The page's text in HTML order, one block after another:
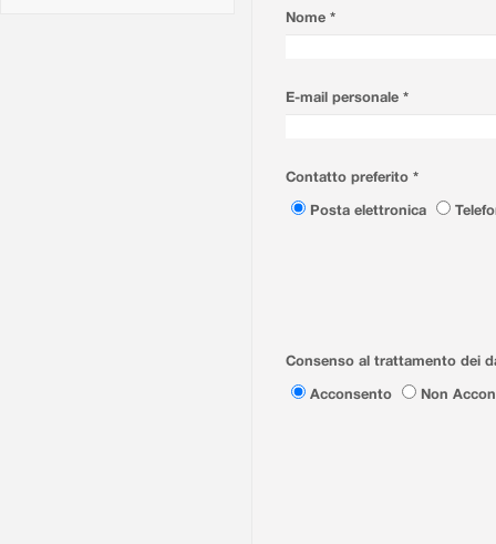
Nome *
E-mail personale *
Contatto preferito *
Posta elettronica
Consenso al trattamento dei
Acconsento
Non